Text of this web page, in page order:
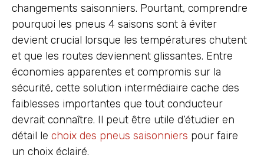
changements saisonniers. Pourtant, comprendre
pourquoi les pneus 4 saisons sont à éviter
devient crucial lorsque les températures chutent
et que les routes deviennent glissantes. Entre
économies apparentes et compromis sur la
sécurité, cette solution intermédiaire cache des
faiblesses importantes que tout conducteur
devrait connaître. Il peut être utile d’étudier en
détail le choix des pneus saisonniers pour faire
un choix éclairé.